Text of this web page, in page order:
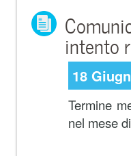
intento
18
Termine
nel mese